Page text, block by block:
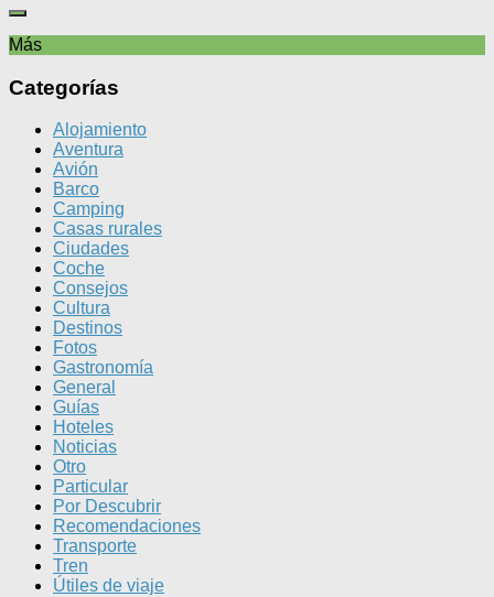
Más
Categorías
Alojamiento
Aventura
Avión
Barco
Camping
Casas rurales
Ciudades
Coche
Consejos
Cultura
Destinos
Fotos
Gastronomía
General
Guías
Hoteles
Noticias
Otro
Particular
Por Descubrir
Recomendaciones
Transporte
Tren
Útiles de viaje